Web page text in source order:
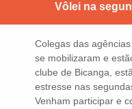
Vôlei na
Colegas das
se mobilizaram e
clube de Bicanga,
estresse nas
Venham participar e